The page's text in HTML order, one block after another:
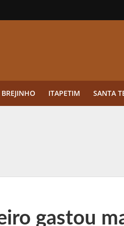
BREJINHO ITAPETIM SANTA
focado em multiplicadores
gastou